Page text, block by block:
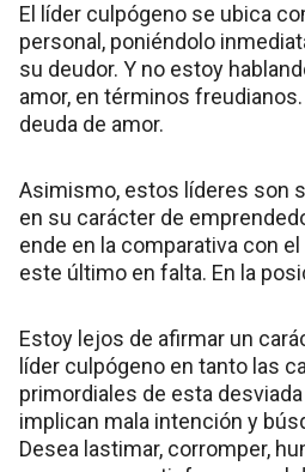
El líder culpógeno se ubica
personal, poniéndolo
su deudor. Y no estoy
amor, en términos
deuda de amor.
Asimismo, estos líderes son
en su carácter de
ende en la comparativa con
este último en falta. En la
Estoy lejos de afirmar un
líder culpógeno en tanto las
primordiales de esta
implican mala intención y
Desea lastimar, corromper,